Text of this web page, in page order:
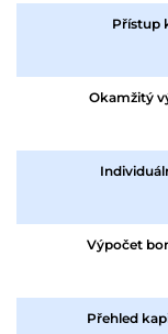
Přístup
Okamžitý
Výpočet
Přehled